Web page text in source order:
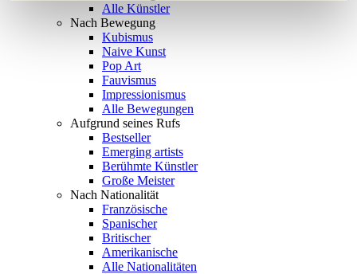
Alle Künstler
Nach Bewegung
Kubismus
Naive Kunst
Pop Art
Fauvismus
Impressionismus
Alle Bewegungen
Aufgrund seines Rufs
Bestseller
Emerging artists
Berühmte Künstler
Große Meister
Nach Nationalität
Französische
Spanischer
Britischer
Amerikanische
Alle Nationalitäten